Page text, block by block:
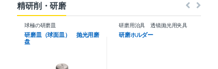
精研削・研磨
球極の研磨皿
研磨皿（球面皿） 抛光用磨
盘
研磨用治具 透镜抛光用夹具
研磨ホルダー